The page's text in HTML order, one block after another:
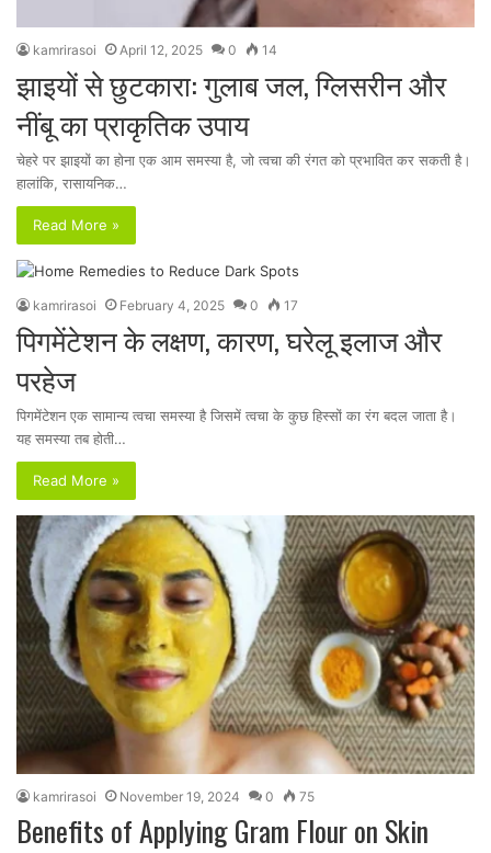
kamrirasoi April 12, 2025 0 14
झाइयों से छुटकारा: गुलाब जल, ग्लिसरीन और
नींबू का प्राकृतिक उपाय
चेहरे पर झाइयों का होना एक आम समस्या है, जो त्वचा की रंगत को प्रभावित कर सकती है।
हालांकि, रासायनिक…
Read More »
kamrirasoi February 4, 2025 0 17
पिगमेंटेशन के लक्षण, कारण, घरेलू इलाज और
परहेज
पिगमेंटेशन एक सामान्य त्वचा समस्या है जिसमें त्वचा के कुछ हिस्सों का रंग बदल जाता है।
यह समस्या तब होती…
Read More »
kamrirasoi November 19, 2024 0 75
Benefits of Applying Gram Flour on Skin